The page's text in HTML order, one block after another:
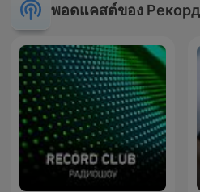
พอดแคสต์ของ